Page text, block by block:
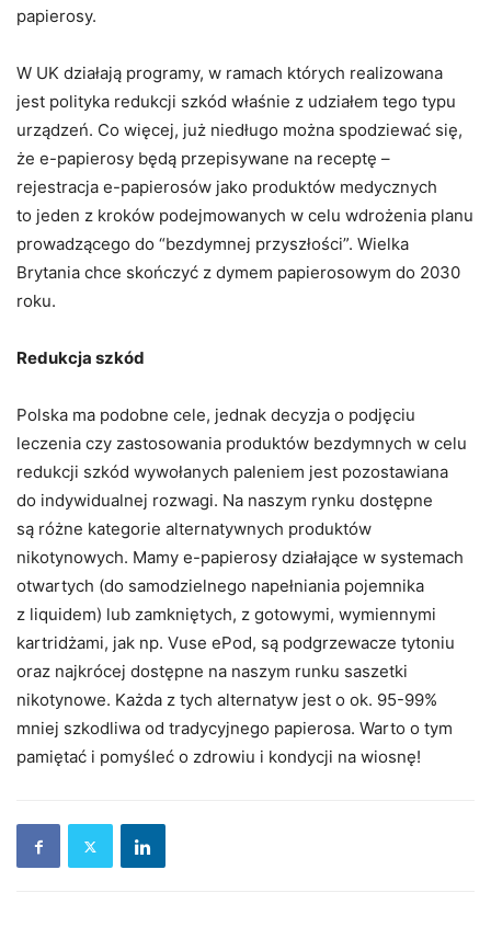
papierosy.
W UK działają programy, w ramach których realizowana
jest polityka redukcji szkód właśnie z udziałem tego typu
urządzeń. Co więcej, już niedługo można spodziewać się,
że e-papierosy będą przepisywane na receptę –
rejestracja e-papierosów jako produktów medycznych
to jeden z kroków podejmowanych w celu wdrożenia planu
prowadzącego do “bezdymnej przyszłości”. Wielka
Brytania chce skończyć z dymem papierosowym do 2030
roku.
Redukcja szkód
Polska ma podobne cele, jednak decyzja o podjęciu
leczenia czy zastosowania produktów bezdymnych w celu
redukcji szkód wywołanych paleniem jest pozostawiana
do indywidualnej rozwagi. Na naszym rynku dostępne
są różne kategorie alternatywnych produktów
nikotynowych. Mamy e-papierosy działające w systemach
otwartych (do samodzielnego napełniania pojemnika
z liquidem) lub zamkniętych, z gotowymi, wymiennymi
kartridżami, jak np. Vuse ePod, są podgrzewacze tytoniu
oraz najkrócej dostępne na naszym runku saszetki
nikotynowe. Każda z tych alternatyw jest o ok. 95-99%
mniej szkodliwa od tradycyjnego papierosa. Warto o tym
pamiętać i pomyśleć o zdrowiu i kondycji na wiosnę!